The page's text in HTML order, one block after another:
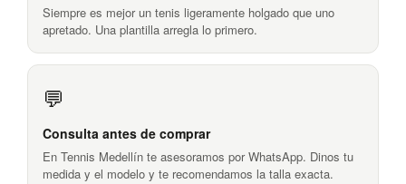
Siempre es mejor un tenis ligeramente holgado que uno
apretado. Una plantilla arregla lo primero.
💬
Consulta antes de comprar
En Tennis Medellín te asesoramos por WhatsApp. Dinos tu
medida y el modelo y te recomendamos la talla exacta.